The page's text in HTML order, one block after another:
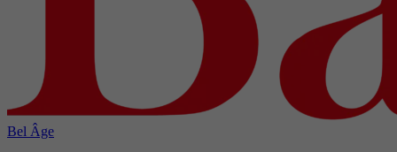
Bel Âge